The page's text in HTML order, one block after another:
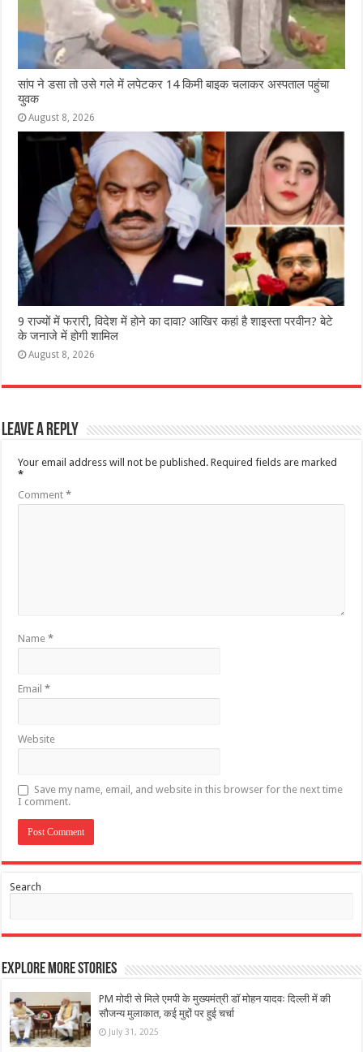
सांप ने डसा तो उसे गले में लपेटकर 14 किमी बाइक चलाकर अस्पताल पहुंचा
युवक
August 8, 2026
9 राज्‍यों में फरारी, व‍िदेश में होने का दावा? आख‍िर कहां है शाइस्‍ता परवीन? बेटे
के जनाजे में होगी शामिल
August 8, 2026
Leave a Reply
Your email address will not be published. Required fields are marked
*
Comment*
Name*
Email*
Website
Save my name, email, and website in this browser for the next time
I comment.
Search
Explore More Stories
PM मोदी से मिले एमपी के मुख्यमंत्री डॉ मोहन यादवः दिल्ली में की
सौजन्य मुलाकात, कई मुद्दों पर हुई चर्चा
July 31, 2025